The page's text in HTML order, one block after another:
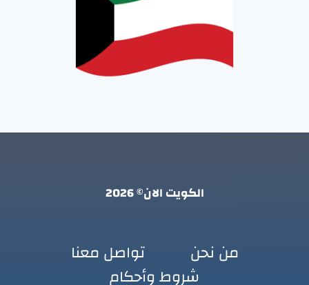
الكويت الان© 2026
من نحن
تواصل معنا
شروط وأحكام